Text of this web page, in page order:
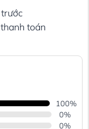
toán
100%
0%
0%